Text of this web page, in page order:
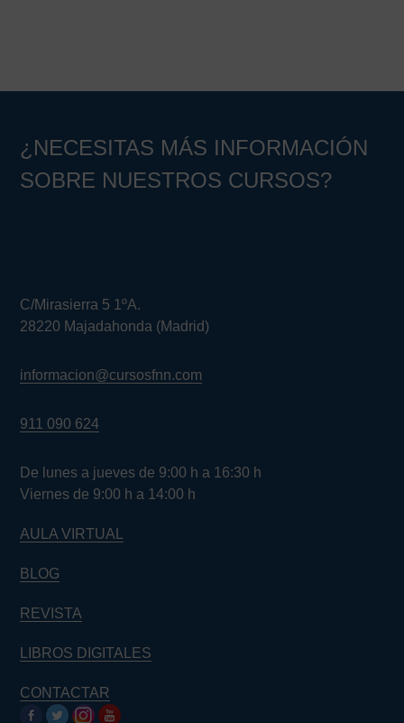
¿NECESITAS MÁS INFORMACIÓN
SOBRE NUESTROS CURSOS?
C/Mirasierra 5 1ºA.
28220 Majadahonda (Madrid)
informacion@cursosfnn.com
911 090 624
De lunes a jueves de 9:00 h a 16:30 h
Viernes de 9:00 h a 14:00 h
AULA VIRTUAL
BLOG
REVISTA
LIBROS DIGITALES
CONTACTAR